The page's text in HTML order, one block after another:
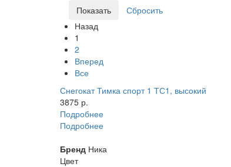
Назад
1
2
Вперед
Все
Снегокат Тимка спорт 1 ТС1, высокий
3875 р.
Подробнее
Подробнее
Бренд Ника
Цвет